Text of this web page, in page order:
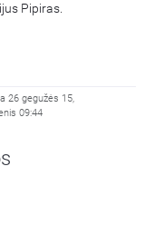
Pipiras.
26 gegužės 15,
09:44